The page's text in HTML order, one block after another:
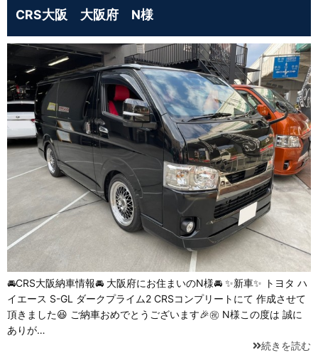
CRS大阪 大阪府 N様
🚘CRS大阪納車情報🚘 大阪府にお住まいのN様🚘 ✨新車✨ トヨタ ハ
イエース S-GL ダークプライム2 CRSコンプリートにて 作成させて
頂きました😆 ご納車おめでとうございます🎉㊗️ N様この度は 誠に
ありが…
続きを読む